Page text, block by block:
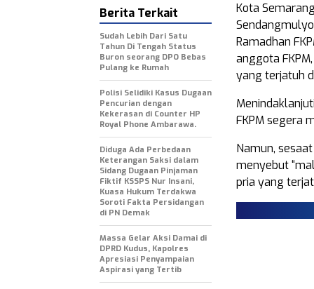
Kota
Ramadhan
anggota
yang terjatuh
FKPM segera
Namun,
menyebut
pria yang
Berita Terkait
Sudah Lebih Dari Satu
Tahun Di Tengah Status
Buron seorang DPO Bebas
Pulang ke Rumah
Polisi Selidiki Kasus Dugaan
Pencurian dengan
Kekerasan di Counter HP
Royal Phone Ambarawa.
Diduga Ada Perbedaan
Keterangan Saksi dalam
Sidang Dugaan Pinjaman
Fiktif KSSPS Nur Insani,
Kuasa Hukum Terdakwa
Soroti Fakta Persidangan
di PN Demak
Massa Gelar Aksi Damai di
DPRD Kudus, Kapolres
Apresiasi Penyampaian
Aspirasi yang Tertib